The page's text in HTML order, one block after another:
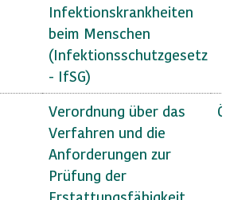
Infektionskrankheiten
beim Menschen
(Infektionsschutzgesetz
- IfSG)
Verordnung über das
Verfahren und die
Anforderungen zur
Prüfung der